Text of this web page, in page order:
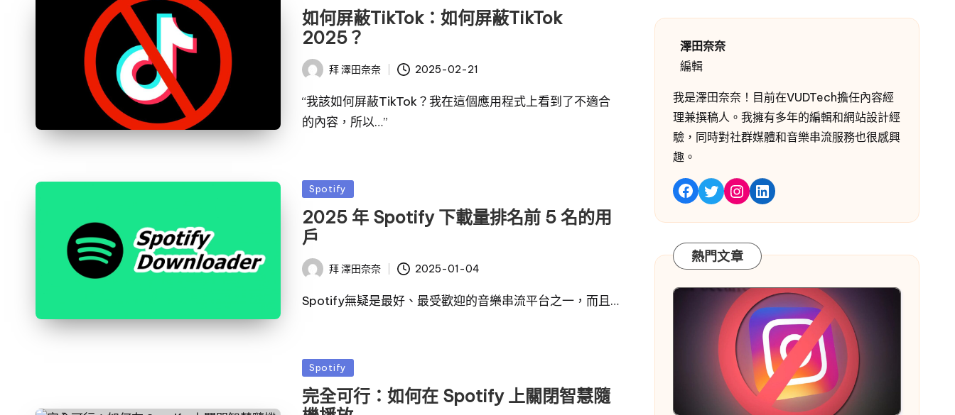
佈
於
如何屏蔽TikTok：如何屏蔽TikTok
2025？
發
者
拜澤田奈奈 2025-02-21
“我該如何屏蔽TikTok？我在這個應用程式上看到了不適合
的內容，所以…”
發
佈
於
Spotify
2025 年 Spotify 下載量排名前 5 名的用
戶
發
者
拜澤田奈奈 2025-01-04
Spotify無疑是最好、最受歡迎的音樂串流平台之一，而且…
發
佈
於
Spotify
完全可行：如何在 Spotify 上關閉智慧隨
澤田奈奈
編輯
我是澤田奈奈！目前在VUDTech擔任內容經
理兼撰稿人。我擁有多年的編輯和網站設計經
驗，同時對社群媒體和音樂串流服務也很感興
趣。
Facebook 嘰嘰喳喳 Instagram LinkedIn
熱門文章